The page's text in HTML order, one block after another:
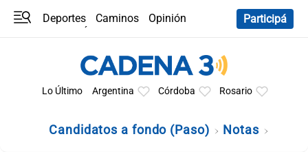
Deportes Caminos
Opinión
Participá
Lo Último Argentina Córdoba Rosario
Candidatos a fondo (Paso) Notas